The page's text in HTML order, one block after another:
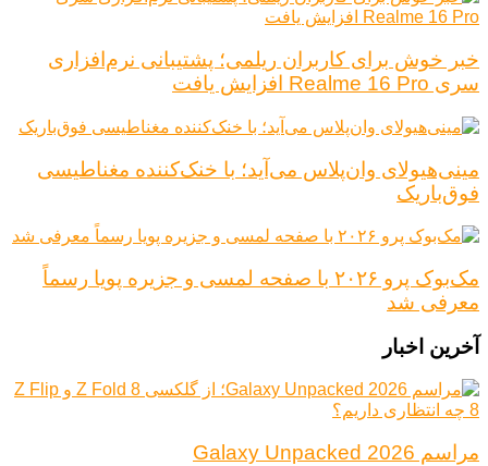
خبر خوش برای کاربران ریلمی؛ پشتیبانی نرم‌افزاری
سری Realme 16 Pro افزایش یافت
مینی‌هیولای وان‌پلاس می‌آید؛ با خنک‌کننده مغناطیسی
فوق‌باریک
مک‌بوک پرو ۲۰۲۶ با صفحه لمسی و جزیره پویا رسماً
معرفی شد
آخرین اخبار
مراسم Galaxy Unpacked 2026